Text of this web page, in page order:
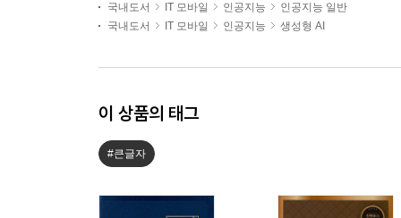
국내도서 IT 모바일 인공지능
인공지능 일반
국내도서
IT 모바일 인공지능 생성형 AI
이 상품의 태그
#큰글자